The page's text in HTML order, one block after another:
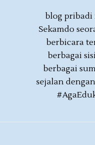
blog pribadi
Sekamdo
berbicara
berbagai
berbagai
sejalan